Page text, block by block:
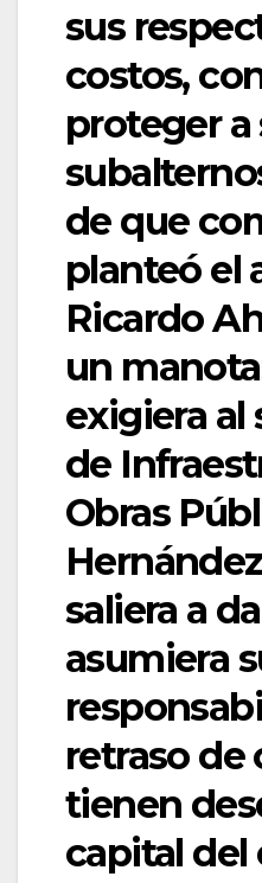
sus
costos,
proteger a
de que
planteó el
Ricardo
un
exigiera al
de
Obras
saliera a
asumiera
retraso de
tienen
capital del